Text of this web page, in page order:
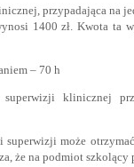
przypadająca na
1400 zł. Kwota ta
– 70 h
klinicznej
może
że na podmiot szkolący